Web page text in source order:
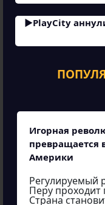
PlayCity
Игорная
превращается
Америки
Регулируемый
Перу
Страна